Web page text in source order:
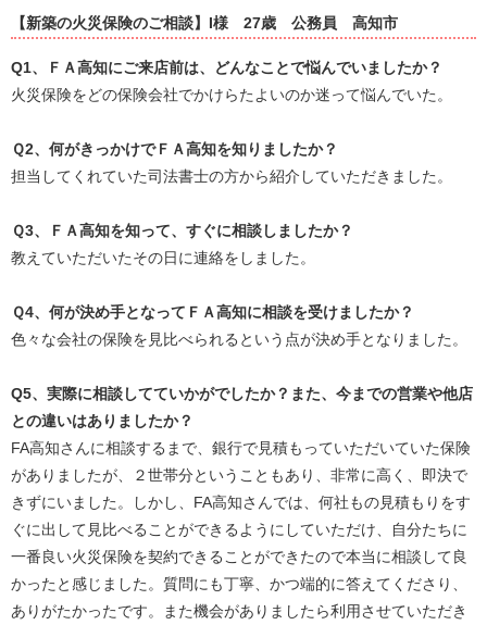
【新築の火災保険のご相談】I様 27歳 公務員 高知市
Q1、ＦＡ高知にご来店前は、どんなことで悩んでいましたか？
火災保険をどの保険会社でかけらたよいのか迷って悩んでいた。
Ｑ2、何がきっかけでＦＡ高知を知りましたか？
担当してくれていた司法書士の方から紹介していただきました。
Ｑ3、ＦＡ高知を知って、すぐに相談しましたか？
教えていただいたその日に連絡をしました。
Ｑ4、何が決め手となってＦＡ高知に相談を受けましたか？
色々な会社の保険を見比べられるという点が決め手となりました。
Q5、実際に相談してていかがでしたか？また、今までの営業や他店
との違いはありましたか？
FA高知さんに相談するまで、銀行で見積もっていただいていた保険
がありましたが、２世帯分ということもあり、非常に高く、即決で
きずにいました。しかし、 FA高知さんでは、何社もの見積もりをす
ぐに出して見比べることができるようにしていただけ、自分たちに
一番良い火災保険を契約できることができたので本当に相談して良
かったと感じました。質問にも丁寧、かつ端的に答えてくださり、
ありがたかったです。また機会がありましたら利用させていただき